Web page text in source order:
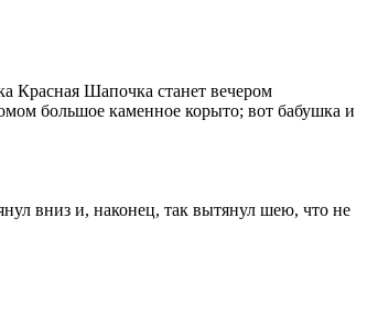
Красная Шапочка станет вечером
большое каменное корыто; вот бабушка и
вниз и, наконец, так вытянул шею, что не